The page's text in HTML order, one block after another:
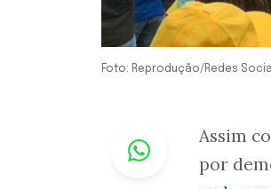
Foto: Reprodução/Redes
Whastapp
Assim
por